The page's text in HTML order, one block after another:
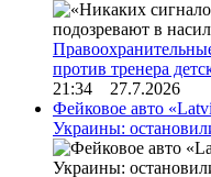
против тренера
21:34 27.7.2026
Фейковое авто
Украины: